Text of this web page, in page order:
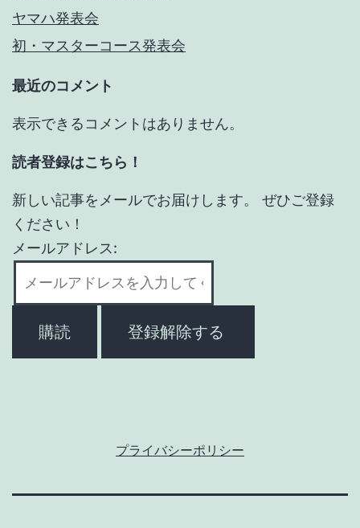
ヤマハ発表会
初・マスターコース発表会
最近のコメント
表示できるコメントはありません。
読者登録はこちら！
新しい記事をメールでお届けします。 ぜひご登録
ください！
メールアドレス:
プライバシーポリシー